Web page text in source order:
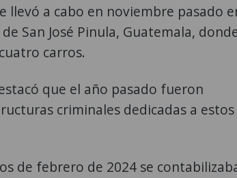
llevó a cabo en noviembre pasado
San José Pinula, Guatemala,
carros.
que el año pasado fueron
criminales dedicadas a estos
de febrero de 2024 se